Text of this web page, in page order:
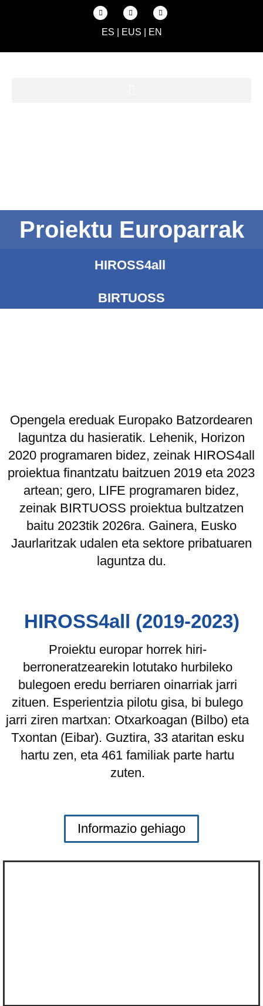
ES EUS EN
Proiektu Europarrak
HIROSS4all
BIRTUOSS
Opengela ereduak Europako Batzordearen
laguntza du hasieratik. Lehenik, Horizon
2020 programaren bidez, zeinak HIROS4all
proiektua finantzatu baitzuen 2019 eta 2023
artean; gero, LIFE programaren bidez,
zeinak BIRTUOSS proiektua bultzatzen
baitu 2023tik 2026ra. Gainera, Eusko
Jaurlaritzak udalen eta sektore pribatuaren
laguntza du.
HIROSS4all (2019-2023)
Proiektu europar horrek hiri-
berroneratzearekin lotutako hurbileko
bulegoen eredu berriaren oinarriak jarri
zituen. Esperientzia pilotu gisa, bi bulego
jarri ziren martxan: Otxarkoagan (Bilbo) eta
Txontan (Eibar). Guztira, 33 ataritan esku
hartu zen, eta 461 familiak parte hartu
zuten.
Informazio gehiago